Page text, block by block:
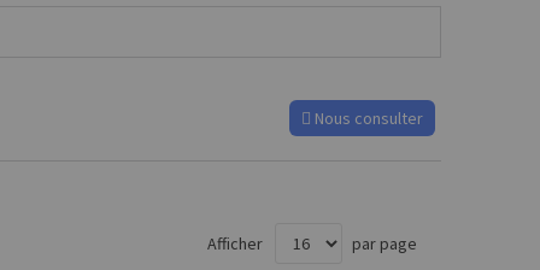
Nous consulter
Afficher par page